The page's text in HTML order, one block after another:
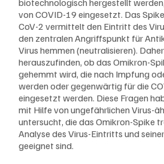
von COVID-19 eingesetzt. Das
CoV-2 vermittelt den Eintritt des
den zentralen Angriffspunkt für
Virus hemmen (neutralisieren).
herauszufinden, ob das Omikron-
gehemmt wird, die nach Impfung
werden oder gegenwärtig für die
eingesetzt werden. Diese Fragen
mit Hilfe von ungefährlichen Virus-
untersucht, die das Omikron-Spike
Analyse des Virus-Eintritts und
geeignet sind.